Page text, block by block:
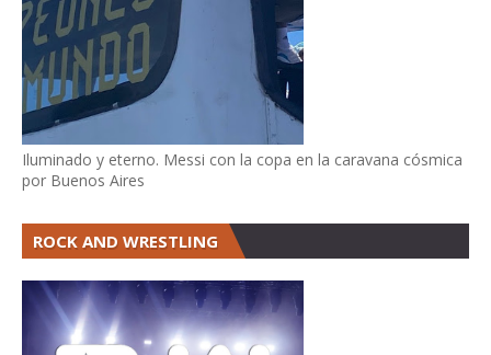
Iluminado y eterno. Messi con la copa en la caravana cósmica
por Buenos Aires
ROCK AND WRESTLING